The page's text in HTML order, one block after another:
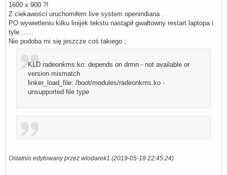
1600 x 900 ?!
Z ciekawości uruchomiłem live system openindiana .
PO wywietleniu kilku linijek tekstu nastąpił gwałtowny restart laptopa i
tyle ......
Nie podoba mi się jeszcze coś takiego ;
KLD radeonkms.ko: depends on drmn - not available or
version mismatch
linker_load_file: /boot/modules/radeonkms.ko -
unsupported file type
Ostatnio edytowany przez wlodarek1 (2019-05-18 22:45:24)